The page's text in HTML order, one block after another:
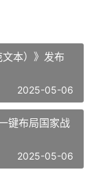
本）》发布
2025-05-06
键布局国家战
2025-05-06